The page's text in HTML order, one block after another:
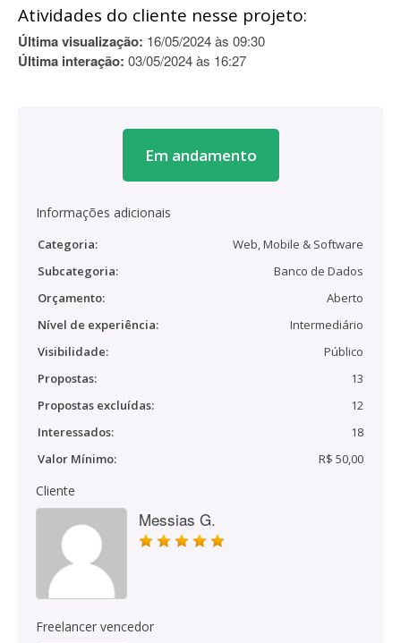
Atividades do cliente nesse projeto:
Última visualização: 16/05/2024 às 09:30
Última interação: 03/05/2024 às 16:27
Em andamento
Informações adicionais
Categoria:
Web, Mobile & Software
Subcategoria:
Banco de Dados
Orçamento:
Aberto
Nível de experiência:
Intermediário
Visibilidade:
Público
Propostas:
13
Propostas excluídas:
12
Interessados:
18
Valor Mínimo:
R$ 50,00
Cliente
Messias G.
Freelancer vencedor